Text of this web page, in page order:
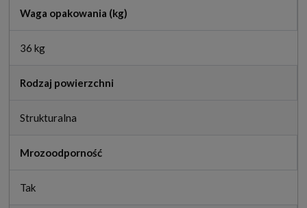
Waga opakowania (kg)
36 kg
Rodzaj powierzchni
Strukturalna
Mrozoodporność
Tak